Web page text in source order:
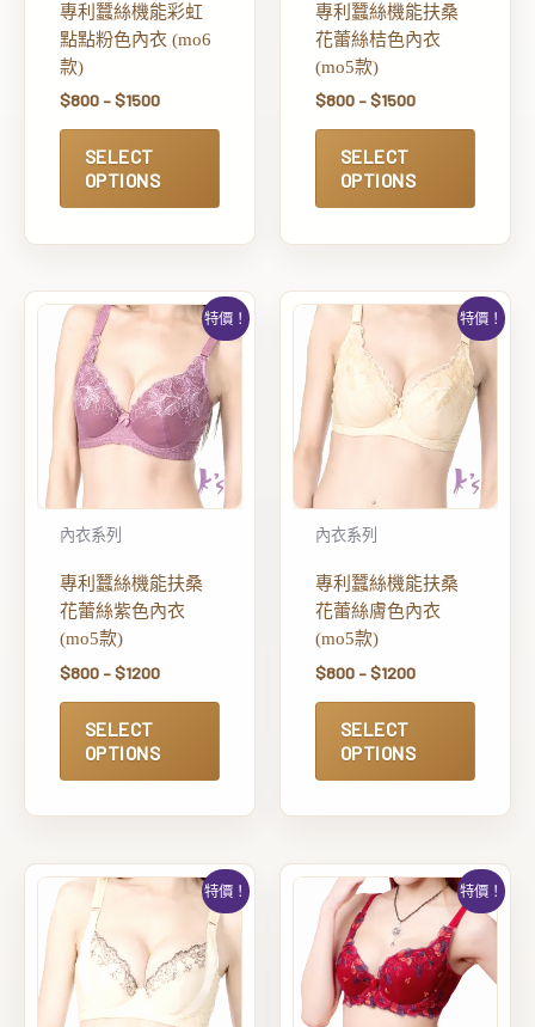
專利蠶絲機能彩虹
點點粉色內衣 (mo6
款)
$800–$1500
SELECT
OPTIONS
專利蠶絲機能扶桑
花蕾絲桔色內衣
(mo5款)
$800–$1500
SELECT
OPTIONS
特價！
內衣系列
專利蠶絲機能扶桑
花蕾絲紫色內衣
(mo5款)
$800–$1200
SELECT
OPTIONS
特價！
內衣系列
專利蠶絲機能扶桑
花蕾絲膚色內衣
(mo5款)
$800–$1200
SELECT
OPTIONS
特價！ 特價！